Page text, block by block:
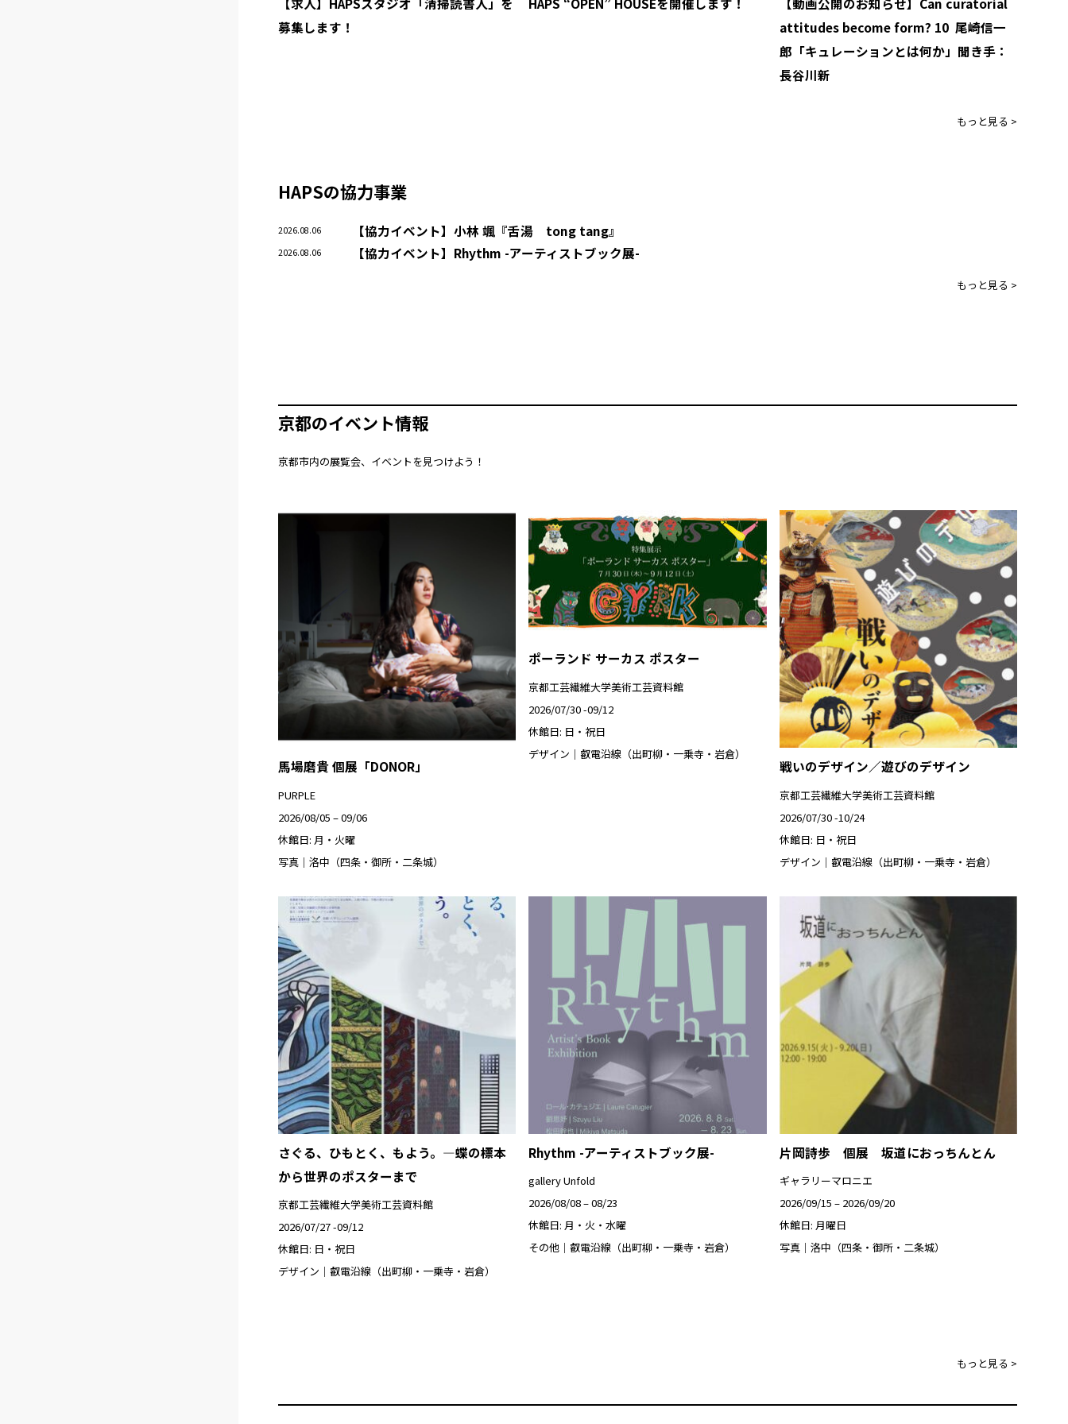
募集します！
attitudes become form? 10 尾崎信一
郎「キュレーションとは何か」聞き手：
長谷川新
もっと見る >
HAPSの協力事業
【協力イベント】小林 颯『舌湯 tong tang』
2026.08.06
【協力イベント】Rhythm -アーティストブック展-
2026.08.06
もっと見る >
京都のイベント情報
京都市内の展覧会、イベントを見つけよう！
馬場磨貴 個展「DONOR」
PURPLE
2026/08/05 – 09/06
休館日: 月・火曜
写真｜洛中（四条・御所・二条城）
ポーランド サーカス ポスター
京都工芸繊維大学美術工芸資料館
2026/07/30 -09/12
休館日: 日・祝日
デザイン｜叡電沿線（出町柳・一乗寺・岩倉）
戦いのデザイン／遊びのデザイン
京都工芸繊維大学美術工芸資料館
2026/07/30 -10/24
休館日: 日・祝日
デザイン｜叡電沿線（出町柳・一乗寺・岩倉）
さぐる、ひもとく、もよう。―蝶の標本
から世界のポスターまで
京都工芸繊維大学美術工芸資料館
2026/07/27 -09/12
休館日: 日・祝日
デザイン｜叡電沿線（出町柳・一乗寺・岩倉）
Rhythm -アーティストブック展-
gallery Unfold
2026/08/08 – 08/23
休館日: 月・火・水曜
その他｜叡電沿線（出町柳・一乗寺・岩倉）
片岡詩歩 個展 坂道におっちんとん
ギャラリーマロニエ
2026/09/15 – 2026/09/20
休館日: 月曜日
写真｜洛中（四条・御所・二条城）
もっと見る >